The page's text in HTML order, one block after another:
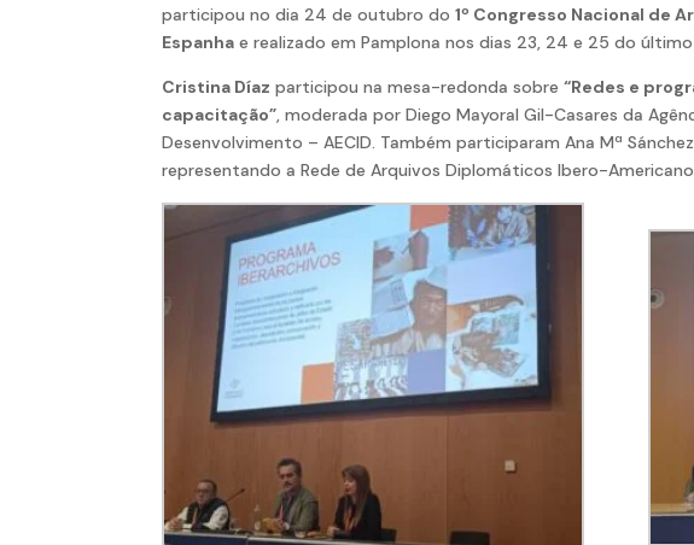
participou no dia 24 de outubro do1º Congresso Nacional de
Espanha e realizado em Pamplona nos dias 23, 24 e 25 do último
Cristina Díaz participou na mesa-redonda sobre“Redes e
capacitação”, moderada por Diego Mayoral Gil-Casares da
Desenvolvimento – AECID. Também participaram Ana Mª
representando a Rede de Arquivos Diplomáticos Ibero-